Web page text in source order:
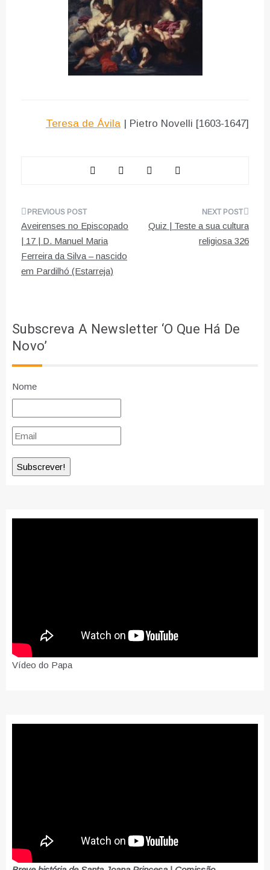
Teresa de Ávila Pietro Novelli [1603-1647]
Navegação
de
artigos
Aveirenses no Episcopado
| 17 | D. Manuel Maria
Ferreira da Silva – nascido
em Pardilhó (Estarreja)
Quiz | Teste a sua cultura
religiosa 326
Subscreva A Newsletter ‘O Que Há De
Novo’
Nome
Vídeo do Papa